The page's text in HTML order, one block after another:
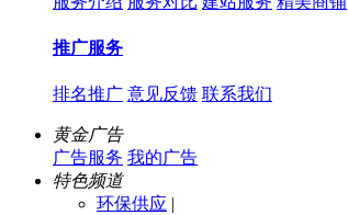
推广服务
排名推广 意见反馈 联系我们
黄金广告
广告服务 我的广告
特色频道
环保供应 |